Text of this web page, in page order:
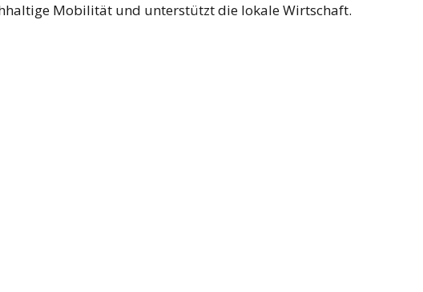
Mobilität und unterstützt die lokale Wirtschaft.